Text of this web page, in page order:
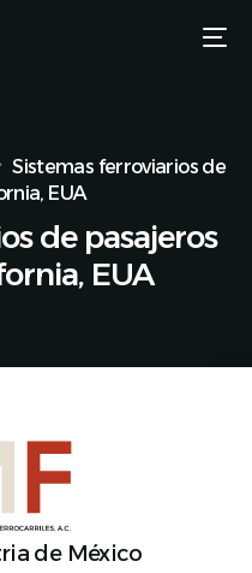
Sistemas ferroviarios de
EUA
de pasajeros
EUA
de México